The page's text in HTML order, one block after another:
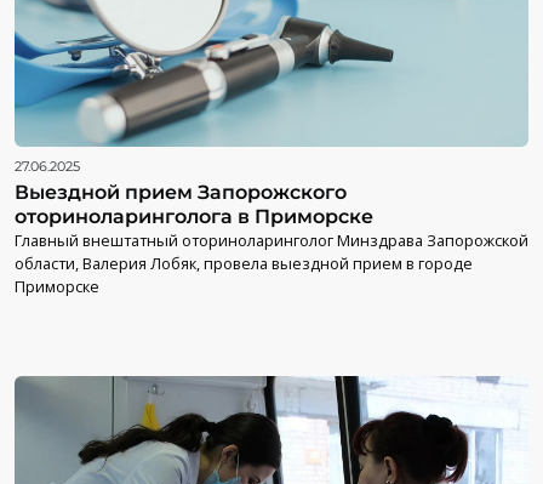
27.06.2025
Выездной прием Запорожского
оториноларинголога в Приморске
Главный внештатный оториноларинголог Минздрава Запорожской
области, Валерия Лобяк, провела выездной прием в городе
Приморске